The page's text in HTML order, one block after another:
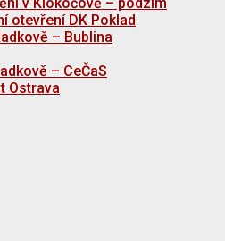
otevření DK Poklad
– Bublina
– CeČaS
Ostrava